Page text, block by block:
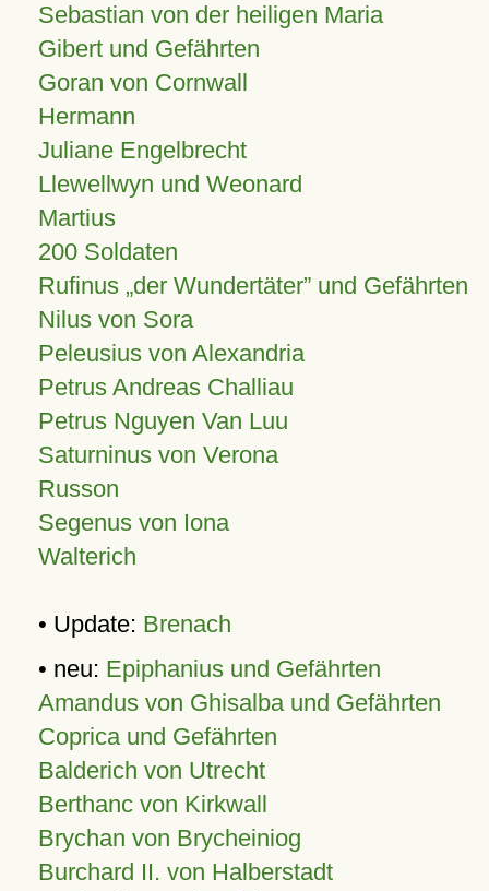
Sebastian von der heiligen Maria
Gibert und Gefährten
Goran von Cornwall
Hermann
Juliane Engelbrecht
Llewellwyn und Weonard
Martius
200 Soldaten
Rufinus „der Wundertäter” und Gefährten
Nilus von Sora
Peleusius von Alexandria
Petrus Andreas Challiau
Petrus Nguyen Van Luu
Saturninus von Verona
Russon
Segenus von Iona
Walterich
• Update: Brenach
• neu: Epiphanius und Gefährten
Amandus von Ghisalba und Gefährten
Coprica und Gefährten
Balderich von Utrecht
Berthanc von Kirkwall
Brychan von Brycheiniog
Burchard II. von Halberstadt